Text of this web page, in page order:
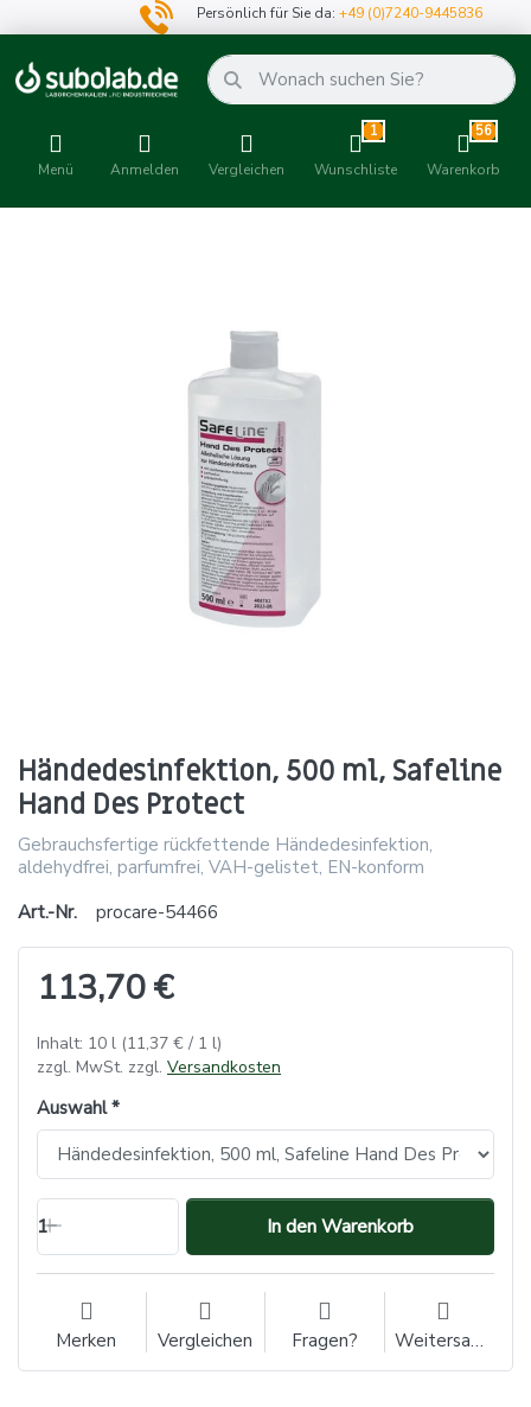
Persönlich für Sie da:+49 (0)7240-9445836
Menü Anmelden Vergleichen
1
Wunschliste
56
Warenkorb
Händedesinfektion, 500 ml, Safeline
Hand Des Protect
Gebrauchsfertige rückfettende Händedesinfektion,
aldehydfrei, parfumfrei, VAH-gelistet, EN-konform
Art.-Nr.
procare-54466
113,70 €
Inhalt: 10 l (11,37 € / 1 l)
zzgl. MwSt. zzgl. Versandkosten
Auswahl
1 In den Warenkorb
Merken Vergleichen Fragen? Weitersagen